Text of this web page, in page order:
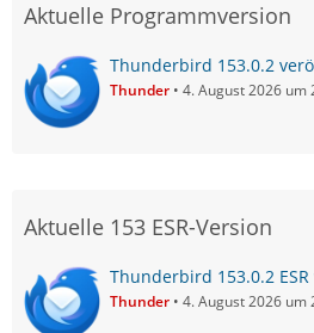
Aktuelle Programmversion
Thunderbird 153.0.2
Thunder 4. August 2026 um
Aktuelle 153 ESR-Version
Thunderbird 153.0.2
Thunder 4. August 2026 um